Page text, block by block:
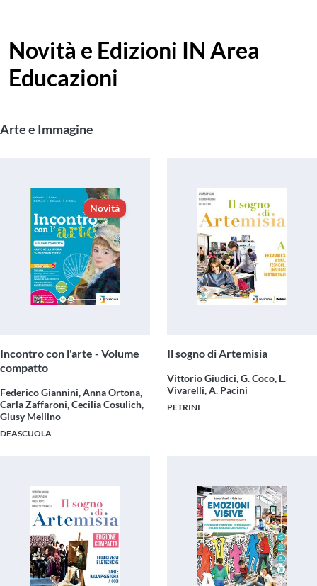
Novità e Edizioni IN Area
Educazioni
Arte e Immagine
Novità
Incontro con l'arte - Volume
compatto
Federico Giannini, Anna Ortona,
Carla Zaffaroni, Cecilia Cosulich,
Giusy Mellino
DEASCUOLA
Il sogno di Artemisia
Vittorio Giudici, G. Coco, L.
Vivarelli, A. Pacini
PETRINI